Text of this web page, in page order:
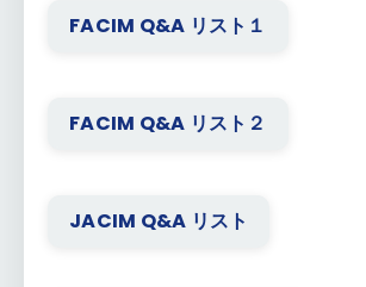
FACIM Q&A リスト１
FACIM Q&A リスト２
JACIM Q&A リスト